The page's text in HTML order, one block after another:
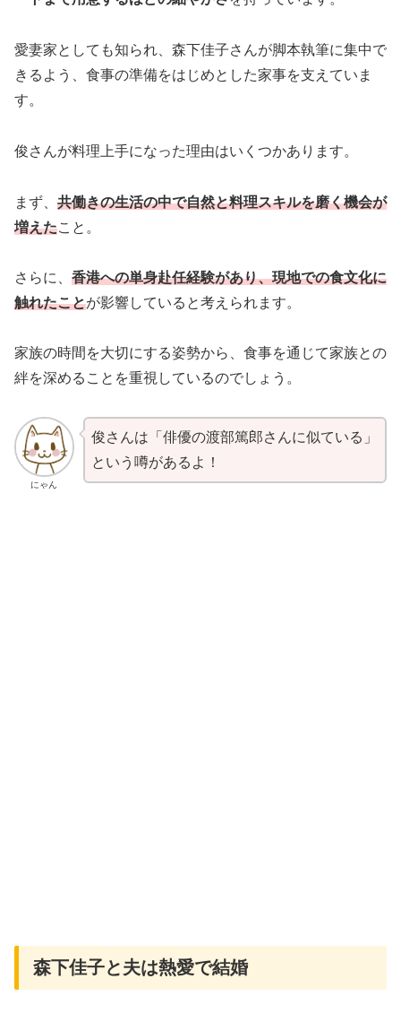
愛妻家としても知られ、森下佳子さんが脚本執筆に集中で
きるよう、食事の準備をはじめとした家事を支えていま
す。
俊さんが料理上手になった理由はいくつかあります。
まず、 共働きの生活の中で自然と料理スキルを磨く機会が
増えたこと。
さらに、 香港への単身赴任経験があり、現地での食文化に
触れたことが影響していると考えられます。
家族の時間を大切にする姿勢から、食事を通じて家族との
絆を深めることを重視しているのでしょう。
にゃん
俊さんは「俳優の渡部篤郎さんに似ている」
という噂があるよ！
森下佳子と夫は熱愛で結婚